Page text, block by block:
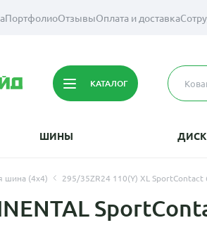
ПортфолиоОтзывыОплата и доставка
КАТАЛОГ
ШИНЫ
шина (4х4) 295/35ZR24 110(Y) XL SportContact